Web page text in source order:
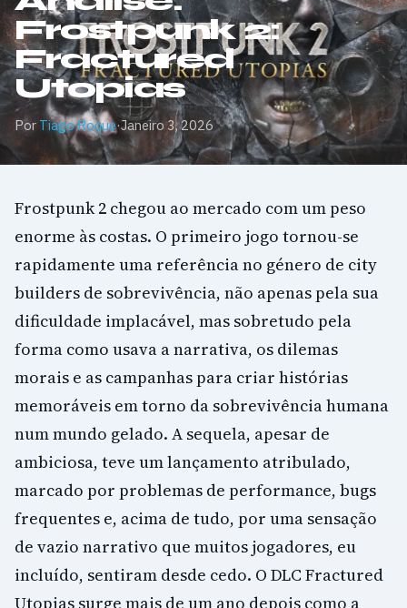
Frostpunk 2:
Fractured
Utopias
Por Tiago Roque·Janeiro 3, 2026
Frostpunk 2 chegou ao mercado com um peso
enorme às costas. O primeiro jogo tornou-se
rapidamente uma referência no género de city
builders de sobrevivência, não apenas pela sua
dificuldade implacável, mas sobretudo pela
forma como usava a narrativa, os dilemas
morais e as campanhas para criar histórias
memoráveis em torno da sobrevivência humana
num mundo gelado. A sequela, apesar de
ambiciosa, teve um lançamento atribulado,
marcado por problemas de performance, bugs
frequentes e, acima de tudo, por uma sensação
de vazio narrativo que muitos jogadores, eu
incluído, sentiram desde cedo. O DLC Fractured
Utopias surge mais de um ano depois como a